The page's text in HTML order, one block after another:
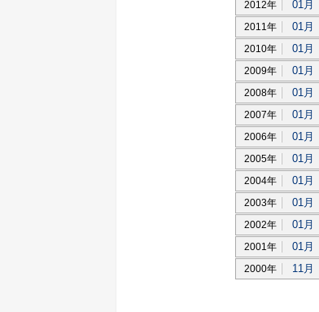
2012年 01月
2011年 01月
2010年 01月
2009年 01月
2008年 01月
2007年 01月
2006年 01月
2005年 01月
2004年 01月
2003年 01月
2002年 01月
2001年 01月
2000年 11月